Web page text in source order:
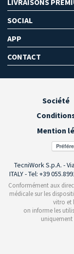
SOCIAL
APP
CONTACT
Société
Mention
TecniWork S.p.A. -
ITALY - Tel: +39
Conformément aux
médicale sur les
vitro et
on informe les
uniquement